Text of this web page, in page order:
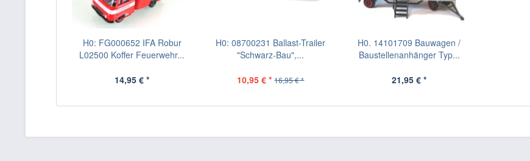
H0: FG000652 IFA Robur
L02500 Koffer Feuerwehr...
14,95 € *
H0: 08700231 Ballast-Trailer
"Schwarz-Bau",...
10,95 € * 16,95 € *
H0. 14101709 Bauwagen /
Baustellenanhänger Typ...
21,95 € *